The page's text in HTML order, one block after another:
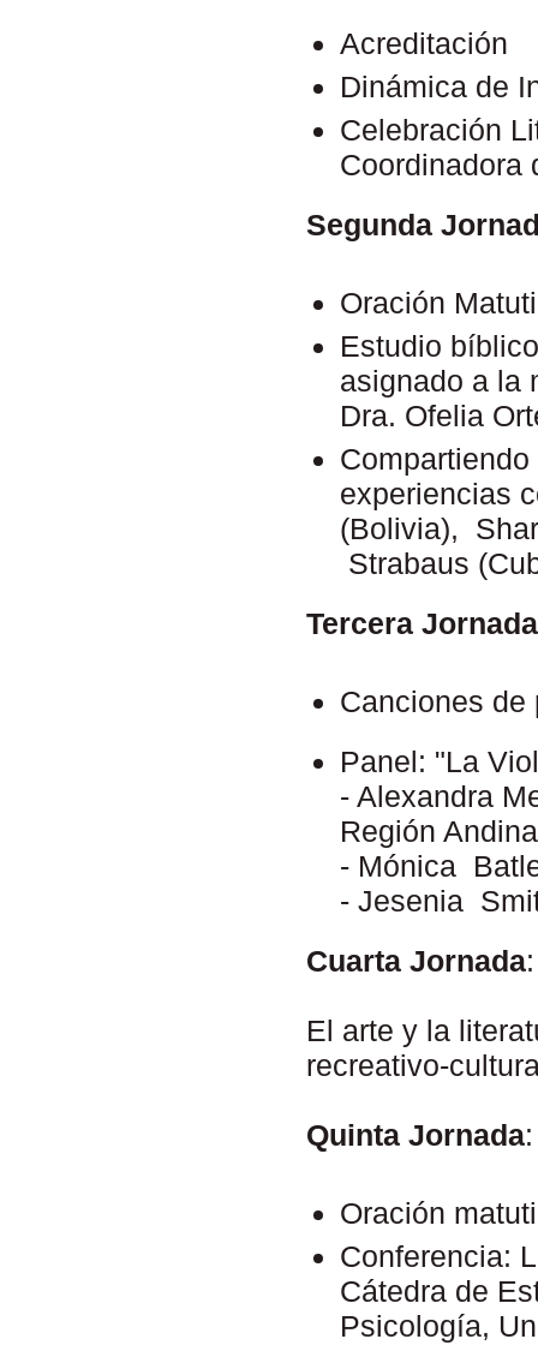
Acreditación
Dinámica de
Celebración
Coordinadora
Segunda
Oración
Estudio
asignado a la
Dra. Ofelia
experiencias
(Bolivia),
Strabaus
Tercera
Canciones de
Panel: "La
- Alexandra
Región Andina
- Mónica
- Jesenia
Cuarta Jornada:
El arte y la
recreativo-
Quinta Jornada:
Oración
Conferencia:
Cátedra de
Psicología,